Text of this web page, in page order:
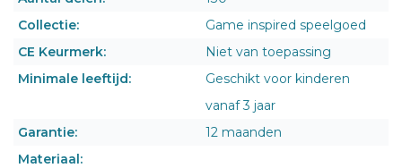
Collectie:
Game inspired speelgoed
CE Keurmerk:
Niet van toepassing
Minimale leeftijd:
Geschikt voor kinderen
vanaf 3 jaar
Garantie:
12 maanden
Materiaal: